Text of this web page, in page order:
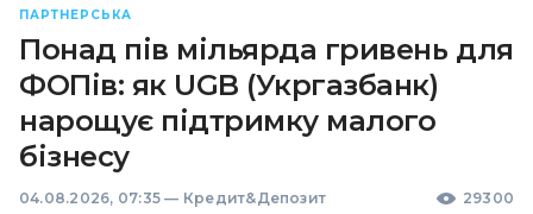
ПАРТНЕРСЬКА
Понад пів мільярда гривень для
ФОПів: як UGB (Укргазбанк)
нарощує підтримку малого
бізнесу
04.08.2026, 07:35 — Кредит&Депозит 29300